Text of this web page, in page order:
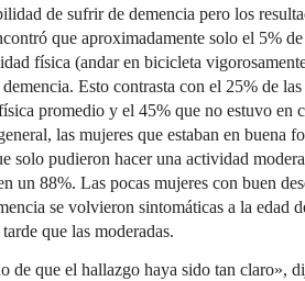
de sufrir de demencia pero los
que aproximadamente solo el 5%
física (andar en bicicleta
Esto contrasta con el 25% de las
promedio y el 45% que no estuvo en
las mujeres que estaban en buena
solo pudieron hacer una actividad
un 88%. Las pocas mujeres con buen
se volvieron sintomáticas a la edad
que las moderadas.
de que el hallazgo haya sido tan claro»,